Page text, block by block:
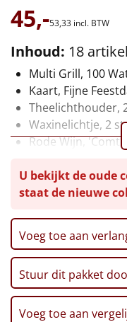
Mannen
Vrouwen
Duurzaam
Leuke
Goedkope
Uniek
Alle thema's
Artikel
Hitster NIEUW
Pizzarette
45,-53,33 incl. BTW
Inhoud: 18
Multi Grill, 100
Kaart, Fijne
Theelichthouder,
Waxinelichtje, 2 st
Rode Wijn,
Ribbelchips, 90 gr
Stroopwafel, 2 x
Pannenkoekenmix,
Zwarte Thee, 1,5
Pinda's, 100 gr
Kerstmagazine
Verpakt in een
U bekijkt de oude
staat de nieuwe
Voeg toe aan
Stuur dit pakket
Voeg toe aan